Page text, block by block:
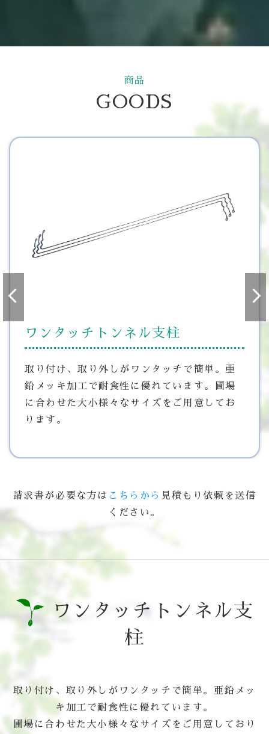
GOODS
商品
ワンタッチトンネル支柱
取り付け、取り外しがワンタッチで簡単。亜
鉛メッキ加工で耐食性に優れています。圃場
に合わせた大小様々なサイズをご用意してお
ります。
請求書が必要な方は こちらから 見積もり依頼を送信
ください。
ワンタッチトンネル支
柱
取り付け、取り外しがワンタッチで簡単。亜鉛メッ
キ加工で耐食性に優れています。
圃場に合わせた大小様々なサイズをご用意しており